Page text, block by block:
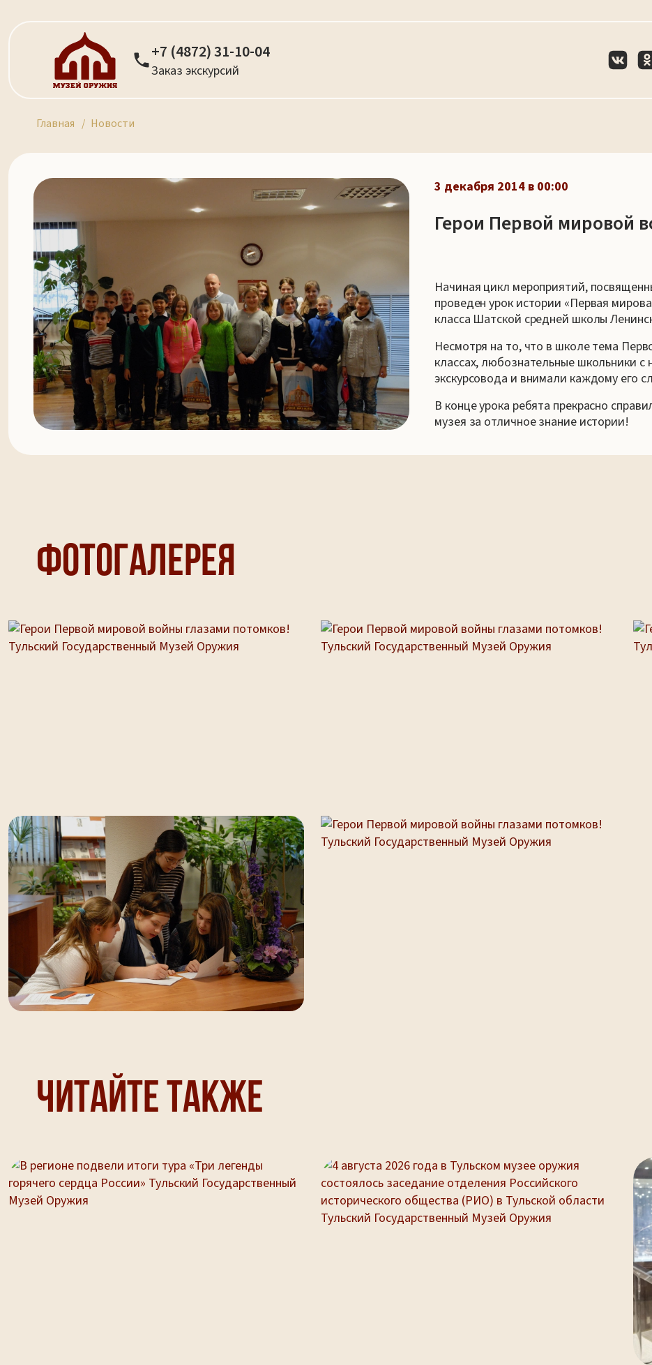
+7 (4872) 31-10-04
Заказ экскурсий
Главная Новости
3 декабря 2014 в 00:00
Герои Первой мировой
Начиная цикл мероприятий,
проведен урок истории «Первая
класса Шатской средней школы
Несмотря на то, что в школе тема
классах, любознательные школьники
экскурсовода и внимали каждому его
В конце урока ребята прекрасно
музея за отличное знание истории!
Фотогалерея
Читайте также